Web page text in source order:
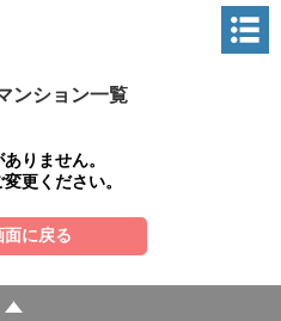
ンション一覧
りません。
更ください。
面に戻る